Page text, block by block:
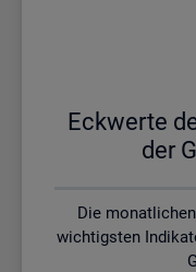
Eck­wer­te
der
Die
wichtigsten